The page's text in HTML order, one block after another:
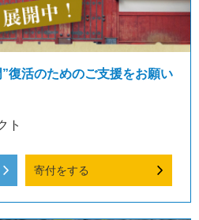
復活のためのご支援をお願い
ト
寄付をする